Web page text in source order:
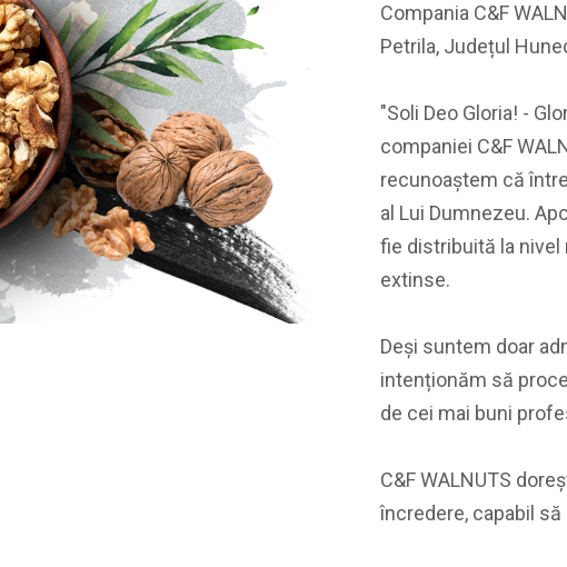
Compania C&F
Petrila, Județul
"Soli Deo Gloria! -
companiei C&F
recunoaștem că
al Lui Dumnezeu.
fie distribuită la nivel
extinse.
Deși suntem doar
intenționăm să
de cei mai buni
C&F WALNUTS
încredere, capabil